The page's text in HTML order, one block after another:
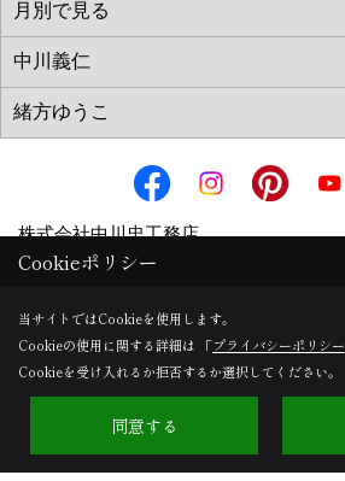
株式会社中川忠工務店
〒573-0163
TEL：072-857-6138
FAX：072-855-6147
＜営業時間＞9:00～18:00
＜定休日＞日曜日、祝日
Cookieポリシー
当サイトではCookieを使用します。
Cookieの使用に関する詳細は 「プライバシーポリシー
Cookieを受け入れるか拒否するか選択してください。
同意する